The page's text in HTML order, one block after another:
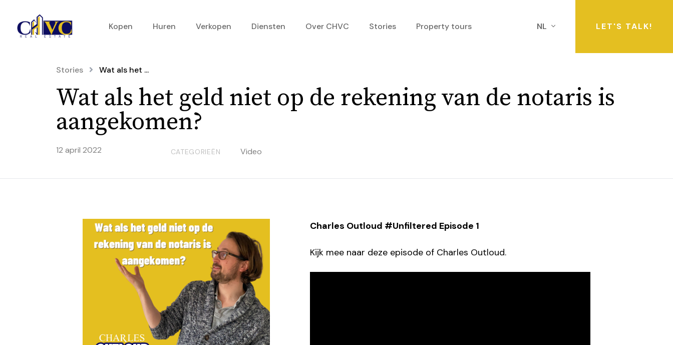
Kopen Huren Verkopen Diensten Over CHVC Stories Property tours NL LET'S TALK!
Stories Wat als het ...
Wat als het geld niet op de rekening van de notaris is
aangekomen?
12 april 2022 CATEGORIEËN Video
Charles Outloud #Unfiltered Episode 1
Kijk mee naar deze episode of Charles Outloud.